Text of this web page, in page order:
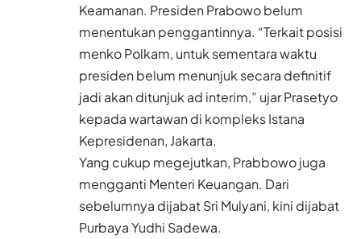
Keamanan. Presiden Prabowo belum
menentukan penggantinnya. “Terkait posisi
menko Polkam, untuk sementara waktu
presiden belum menunjuk secara definitif
jadi akan ditunjuk ad interim,” ujar Prasetyo
kepada wartawan di kompleks Istana
Kepresidenan, Jakarta.
Yang cukup megejutkan, Prabbowo juga
mengganti Menteri Keuangan. Dari
sebelumnya dijabat Sri Mulyani, kini dijabat
Purbaya Yudhi Sadewa.